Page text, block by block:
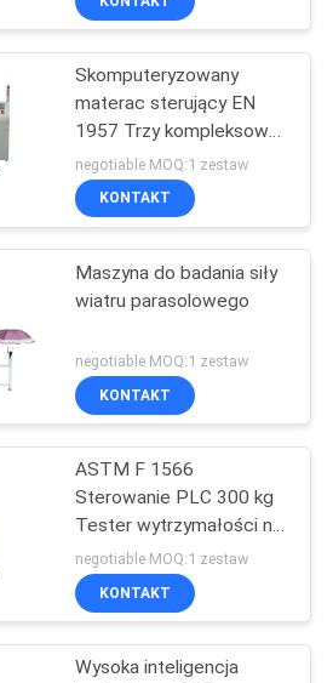
na
metal
do badań
Skomputeryzowany
materac sterujący EN
1957 Trzy kompleksowe
maszyny testujące
negotiable MOQ:1 zestaw
KONTAKT
Maszyna do badania siły
wiatru parasolowego
negotiable MOQ:1 zestaw
KONTAKT
ASTM F 1566
Sterowanie PLC 300 kg
Tester wytrzymałości na
uderzenia materaca
Cornell
negotiable MOQ:1 zestaw
KONTAKT
Wysoka inteligencja